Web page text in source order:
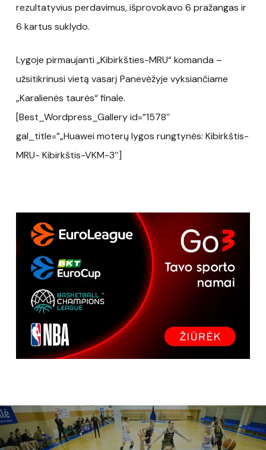
rezultatyvius perdavimus, išprovokavo 6 pražangas ir
6 kartus suklydo.
Lygoje pirmaujanti „Kibirkšties-MRU“ komanda –
užsitikrinusi vietą vasarį Panevėžyje vyksiančiame
„Karalienės taurės“ finale.
[Best_Wordpress_Gallery id=”1578″
gal_title=”„Huawei moterų lygos rungtynės: Kibirkštis-
MRU- Kibirkštis-VKM-3″]